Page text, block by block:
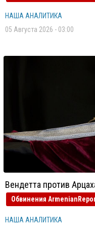
НАША АНАЛИТИКА
05 Августа 2026 - 03:00
Вендетта против
Обвинения
НАША АНАЛИТИКА